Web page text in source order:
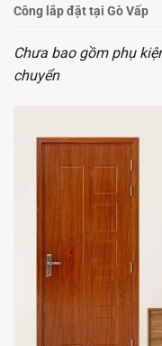
Công lắp đặt tại Gò Vấp
Chưa bao gồm phụ
chuyển